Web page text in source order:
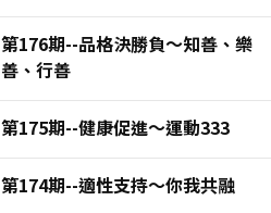
第176期--品格決勝負～知善、樂
善、行善
第175期--健康促進～運動333
第174期--適性支持～你我共融